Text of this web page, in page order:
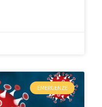
EMERGENZE